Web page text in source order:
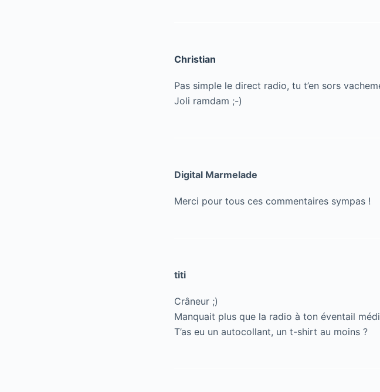
Christian
Pas simple le direct radio, tu t’en sors
Joli ramdam ;-)
Digital Marmelade
Merci pour tous ces commentaires sympas !
titi
Crâneur ;)
Manquait plus que la radio à ton éventail
T’as eu un autocollant, un t-shirt au moins ?